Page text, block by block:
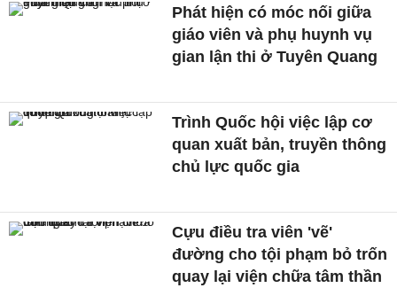
Phát hiện có móc nối giữa
giáo viên và phụ huynh vụ
gian lận thi ở Tuyên Quang
Trình Quốc hội việc lập cơ
quan xuất bản, truyền thông
chủ lực quốc gia
Cựu điều tra viên 'vẽ'
đường cho tội phạm bỏ trốn
quay lại viện chữa tâm thần